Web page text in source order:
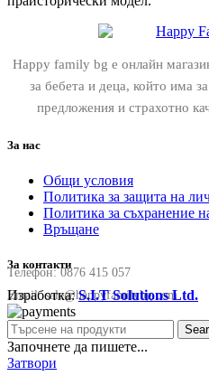
Happy family bg е онлайн
за бебета и деца, който има
предложения и страхотно
За нас
Общи условия
Политика за защита на
Политика за съхранение
Връщане
За контакти
Телефон:0876 415 057
Email:sale@happyfamilybg.com
Изработка:S.I.T Solutions Ltd.
Започнете да пишете...
Затвори